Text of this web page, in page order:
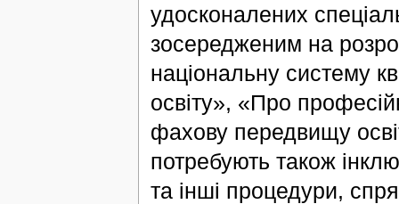
удосконалених
зосередженим на
національну систему
освіту», «Про
фахову передвищу
потребують також
та інші процедури,